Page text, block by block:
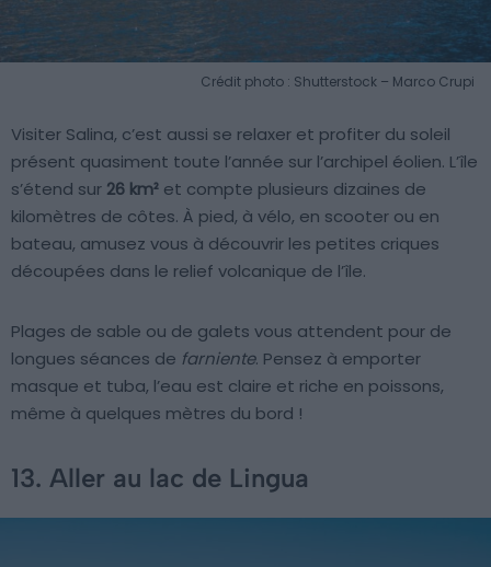
Crédit photo : Shutterstock – Marco Crupi
Visiter Salina, c’est aussi se relaxer et profiter du soleil
présent quasiment toute l’année sur l’archipel éolien. L’île
s’étend sur 26 km² et compte plusieurs dizaines de
kilomètres de côtes. À pied, à vélo, en scooter ou en
bateau, amusez vous à découvrir les petites criques
découpées dans le relief volcanique de l’île.
Plages de sable ou de galets vous attendent pour de
longues séances de farniente. Pensez à emporter
masque et tuba, l’eau est claire et riche en poissons,
même à quelques mètres du bord !
13. Aller au lac de Lingua